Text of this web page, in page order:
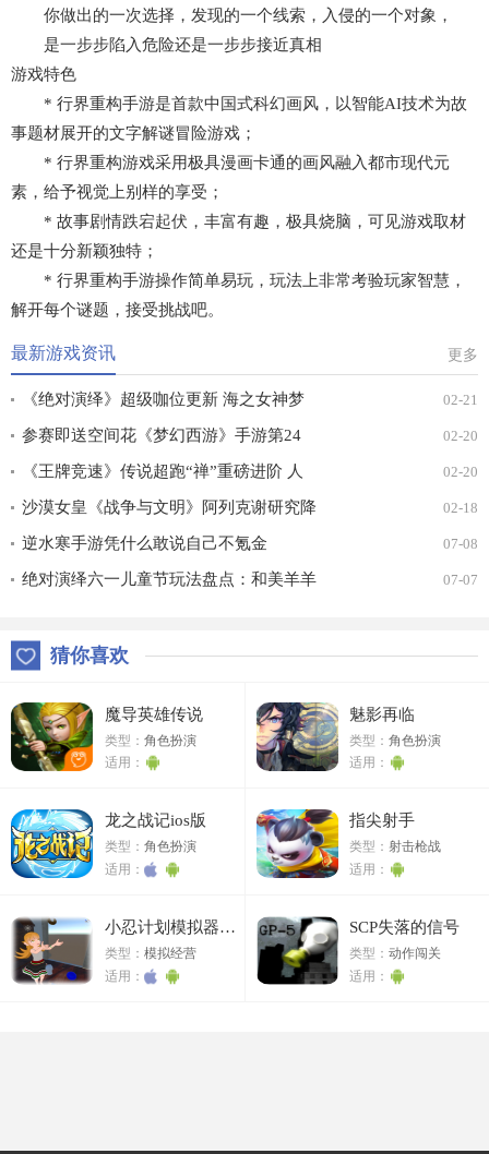
你做出的一次选择，发现的一个线索，入侵的一个对象，
是一步步陷入危险还是一步步接近真相
游戏特色
* 行界重构手游是首款中国式科幻画风，以智能AI技术为故
事题材展开的文字解谜冒险游戏；
* 行界重构游戏采用极具漫画卡通的画风融入都市现代元
素，给予视觉上别样的享受；
* 故事剧情跌宕起伏，丰富有趣，极具烧脑，可见游戏取材
还是十分新颖独特；
* 行界重构手游操作简单易玩，玩法上非常考验玩家智慧，
解开每个谜题，接受挑战吧。
最新游戏资讯 更多
《绝对演绎》超级咖位更新 海之女神梦
幻时装免费拿！
02-21
参赛即送空间花《梦幻西游》手游第24
届X9联赛报名进行中！
02-20
《王牌竞速》传说超跑“禅”重磅进阶 人
车合一 竞速飞升！
02-20
沙漠女皇《战争与文明》阿列克谢研究降
价
02-18
逆水寒手游凭什么敢说自己不氪金 07-08
绝对演绎六一儿童节玩法盘点：和美羊羊 07-07
猜你喜欢
魔导英雄传说
类型： 角色扮演
适用：
魅影再临
类型：角色扮演
适用：
龙之战记ios版
类型： 角色扮演
适用：
指尖射手
类型： 射击枪战
适用：
小忍计划模拟器ios版
类型： 模拟经营
适用：
SCP失落的信号
类型：动作闯关
适用：